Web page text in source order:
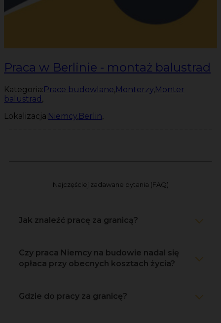
Praca w Berlinie - montaż balustrad
Kategoria:Prace budowlane,Monterzy,Monter
balustrad ,
Lokalizacja:Niemcy,Berlin,
Najczęściej zadawane pytania (FAQ)
Jak znaleźć pracę za granicą?
Czy praca Niemcy na budowie nadal się
opłaca przy obecnych kosztach życia?
Gdzie do pracy za granicę?